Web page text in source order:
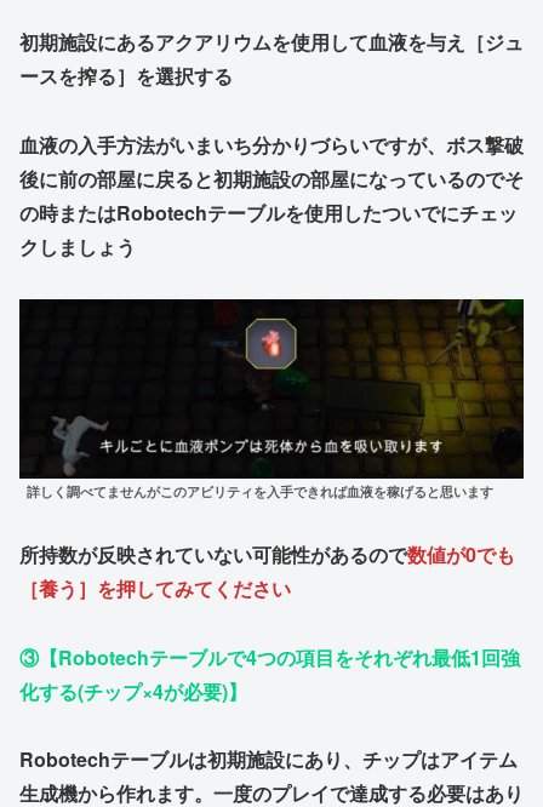
初期施設にあるアクアリウムを使用して血液を与え［ジュ
ースを搾る］を選択する
血液の入手方法がいまいち分かりづらいですが、ボス撃破
後に前の部屋に戻ると初期施設の部屋になっているのでそ
の時またはRobotechテーブルを使用したついでにチェッ
クしましょう
詳しく調べてませんがこのアビリティを入手できれば血液を稼げると思います
所持数が反映されていない可能性があるので数値が0でも
［養う］を押してみてください
③【Robotechテーブルで4つの項目をそれぞれ最低1回強
化する(チップ×4が必要)】
Robotechテーブルは初期施設にあり、チップはアイテム
生成機から作れます。一度のプレイで達成する必要はあり